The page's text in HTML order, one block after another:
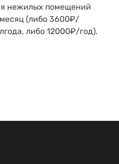
нежилых помещений
(либо 3600₽/
либо 12000₽/год).